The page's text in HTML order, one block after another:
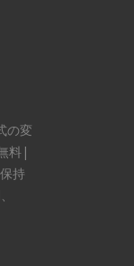
の変
料|
持